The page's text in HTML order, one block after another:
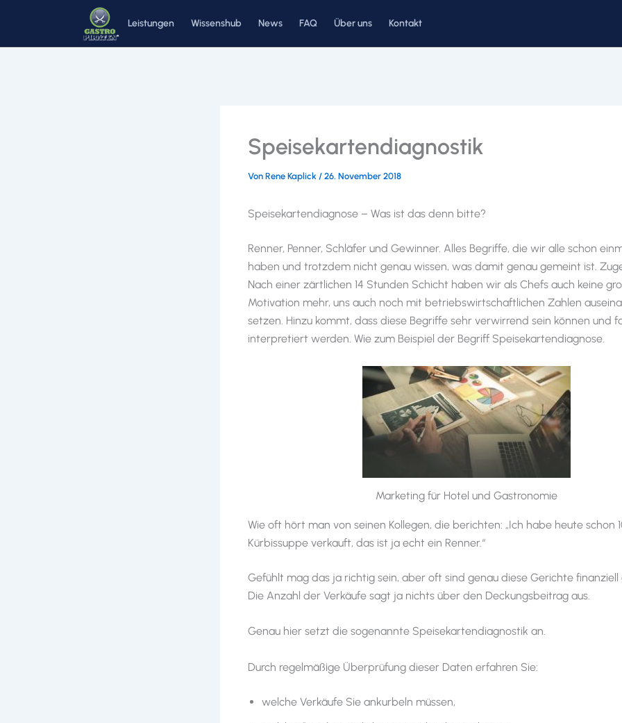
springen
Leistungen Wissenshub News FAQ Über uns Kontakt
Speisekartendiagnostik
Von Rene Kaplick / 26. November 2018
Speisekartendiagnose – Was ist das denn bitte?
Renner, Penner, Schläfer und Gewinner. Alles Begriffe, die wir alle schon
haben und trotzdem nicht genau wissen, was damit genau gemeint ist.
Nach einer zärtlichen 14 Stunden Schicht haben wir als Chefs auch keine
Motivation mehr, uns auch noch mit betriebswirtschaftlichen Zahlen
setzen. Hinzu kommt, dass diese Begriffe sehr verwirrend sein können und
interpretiert werden. Wie zum Beispiel der Begriff Speisekartendiagnose.
Marketing für Hotel und Gastronomie
Wie oft hört man von seinen Kollegen, die berichten: „Ich habe heute schon
Kürbissuppe verkauft, das ist ja echt ein Renner.“
Gefühlt mag das ja richtig sein, aber oft sind genau diese Gerichte finanziell
Die Anzahl der Verkäufe sagt ja nichts über den Deckungsbeitrag aus.
Genau hier setzt die sogenannte Speisekartendiagnostik an.
Durch regelmäßige Überprüfung dieser Daten erfahren Sie:
welche Verkäufe Sie ankurbeln müssen,